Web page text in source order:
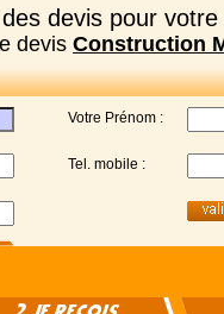
des devis pour votre
devis Construction
Votre Prénom :
Tel. mobile :